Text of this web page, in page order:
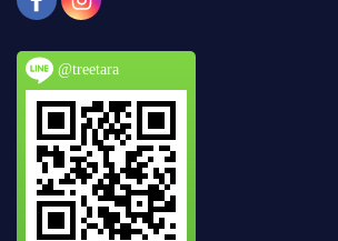
@treetara